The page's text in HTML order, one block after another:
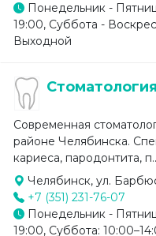
Понедельник -
19:00, Суббота -
Выходной
Современная
районе Челябинска.
кариеса, пародонтита,
Челябинск, ул.
+7 (351) 231-76-07
Понедельник -
19:00, Суббота: